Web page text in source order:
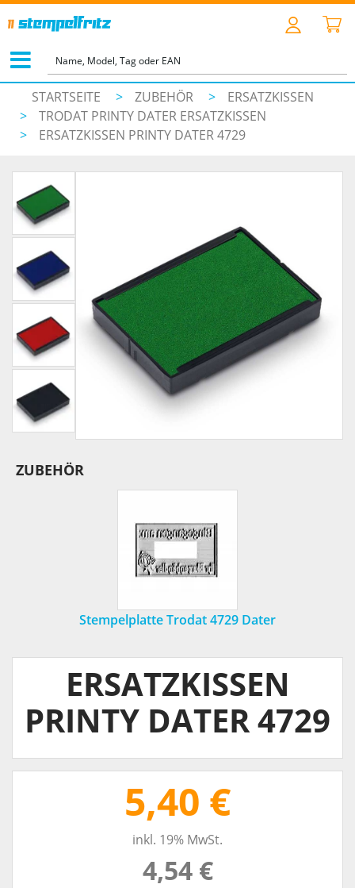
STARTSEITE > ZUBEHÖR >
ERSATZKISSEN
>
TRODAT PRINTY DATER ERSATZKISSEN
>
ERSATZKISSEN PRINTY DATER 4729
ZUBEHÖR
Stempelplatte Trodat 4729 Dater
ERSATZKISSEN
PRINTY DATER 4729
5,40 €
inkl. 19% MwSt.
4,54 €